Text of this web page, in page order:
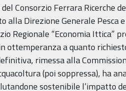
Consorzio Ferrara Ricerche
alla Direzione Generale Pesca
Regionale “Economia Ittica”
ottemperanza a quanto
rimessa alla
(poi soppressa), ha
sostenibile l’impatto